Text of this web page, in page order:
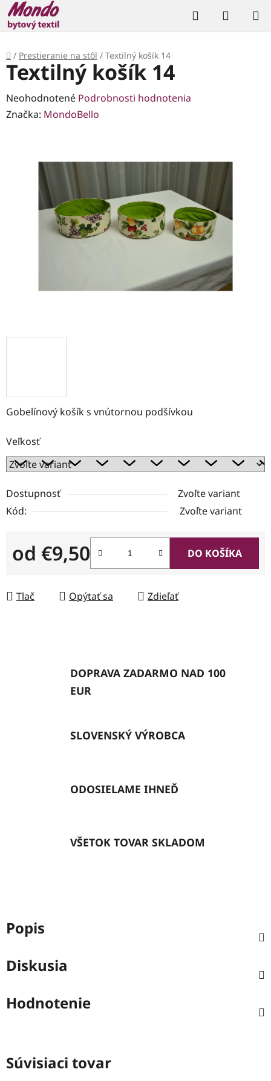
Prejsť
na
obsah
Hľadať
KOŠÍK
Domov
/ Prestieranie na stôl / Textilný košík 14
Gobelínový košík s vnútornou podšívkou
Veľkosť
Dostupnosť
Zvoľte variant
Kód:
Zvoľte variant
od €9,50 DO KOŠÍKA
Tlač Opýtať sa Zdieľať
Textilný košík 14
Priemerné
hodnotenie
hviezdičiek.
Neohodnotené Podrobnosti hodnotenia
Značka: MondoBello
DOPRAVA ZADARMO NAD 100
EUR
SLOVENSKÝ VÝROBCA
ODOSIELAME IHNEĎ
VŠETOK TOVAR SKLADOM
Popis
Diskusia
Hodnotenie
Súvisiaci tovar